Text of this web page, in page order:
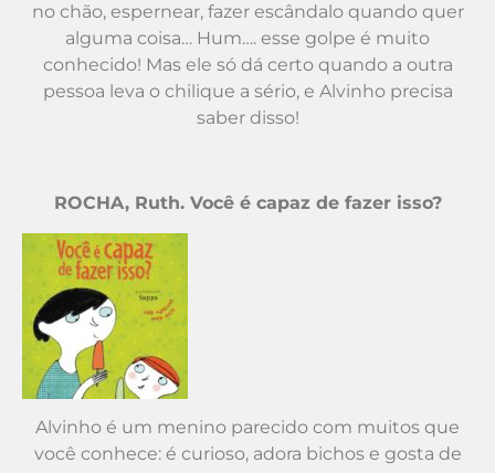
no chão, espernear, fazer escândalo quando quer
alguma coisa… Hum…. esse golpe é muito
conhecido! Mas ele só dá certo quando a outra
pessoa leva o chilique a sério, e Alvinho precisa
saber disso!
ROCHA, Ruth. Você é capaz de fazer isso?
Alvinho é um menino parecido com muitos que
você conhece: é curioso, adora bichos e gosta de